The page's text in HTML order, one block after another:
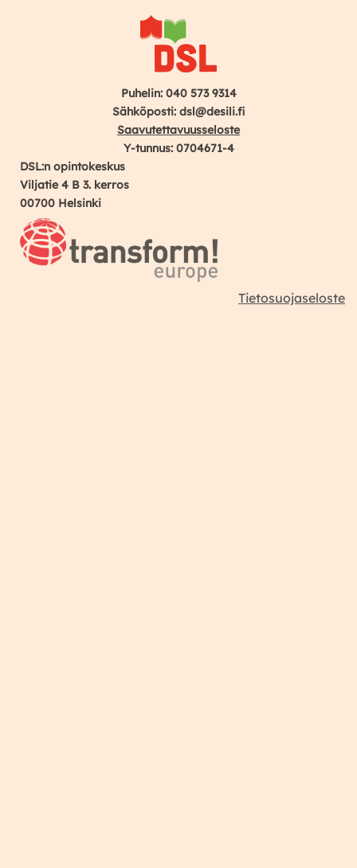
Puhelin: 040 573 9314
Sähköposti: dsl@desili.fi
Saavutettavuusseloste
Y-tunnus: 0704671-4
DSL:n opintokeskus
Viljatie 4 B 3. kerros
00700 Helsinki
Tietosuojaseloste